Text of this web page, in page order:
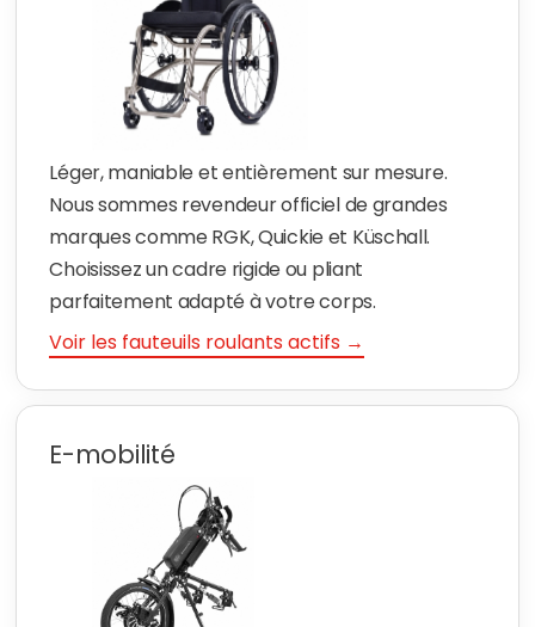
Léger, maniable et entièrement sur mesure.
Nous sommes revendeur officiel de grandes
marques comme RGK, Quickie et Küschall.
Choisissez un cadre rigide ou pliant
parfaitement adapté à votre corps.
Voir les fauteuils roulants actifs →
E-mobilité